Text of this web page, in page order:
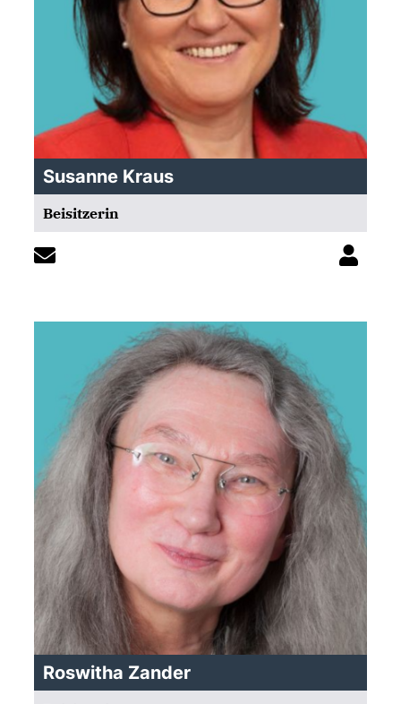
Susanne Kraus
Beisitzerin
Roswitha Zander